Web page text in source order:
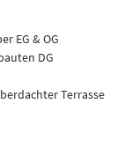
EG & OG
DG
Terrasse